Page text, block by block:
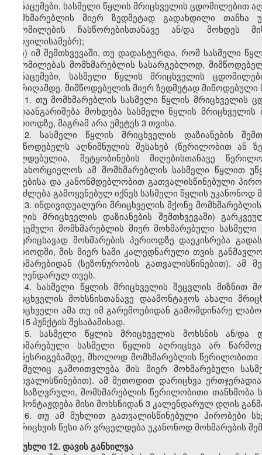
მონაცემები, სასმელი წყლის მრიცხველის ცდომილებით
მომხმარებლის მიერ ზედმეტად გადახდილი თანხა
ცდომილების ჩასწორებისთანავე ან/და მოხდეს
სურვილისამებრ);
ბ) იმ შემთხვევაში, თუ დადასტურდა, რომ სასმელი
ცდომილებას მომხმარებლის სასარგებლოდ,
მონაცემები, სასმელი წყლის მრიცხველის
თარიღამდე. მიმწოდებელის მიერ ზედმეტად
11. თუ მომხმარებლის სასმელი წყლის მრიცხველის
გადაანგარიშება მოხდება სასმელი წყლის
პერიოდზე, მაგრამ არა უმეტეს 3 თვისა.
12. სასმელი წყლის მრიცხველის დაზიანების
მიმწოდებელს აღნიშნულის შესახებ (წერილობით ან
ვალდებულია, შეტყობინების მიღებისთანავე
განახორციელოს ამ მომხმარებლის სასმელი წყლით
წესებისა და კანონმდებლობით გათვალისწინებული
შეიძლება გამოყენებულ იქნეს სასმელი წყლის
13. ინდივიდუალური მრიცხველის მქონე
წყლის მრიცხველის დაზიანების შემთხვევაში)
მოცემული მომხმარებლის მიერ მოხმარებული
აღურიცხავად მოხმარების პერიოდზე დაეკისრება
პერიოდში, მის მიერ სამი კალედნარული თვის
მოხმარებიდან (სეზონურობის გათვალისწინებით).
კალენდარულ თვეს.
14. სასმელი წყლის მრიცხველის შეცვლის მიზნით
მრიცხველის მოხსნისთანავე დაამონტაჟოს ახალი
მრიცხველი ამა თუ იმ გარემოებიდან გამომდინარე
მე-15 პუნქტის შესაბამისად.
15. სასმელი წყლის მრიცხველის მოხსნის ან/და
მოხმარებული სასმელი წყლის აღრიცხვა არ
მოწესრიგებამდე, მხოლოდ მომხმარებლის წერილობითი
რომელიც გამოითვლება მის მიერ მოხმარებული
გათვალისწინებით). ამ მეთოდით დარიცხვა
განსაზღვრული, მომხმარებლის წერილობითი
დამონტაჟდება მისი მოხსნიდან 3 კალენდარულ დღის
16. თუ ამ მუხლით გათვალისწინებული პირობები
დარიცხვის წესი არ ვრცელდება უკანონოდ მოხმარების
მუხლი 12. დავის განხილვა